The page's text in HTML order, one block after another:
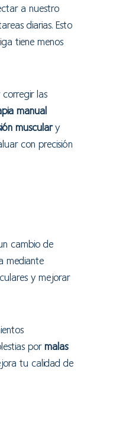
a nuestro
diarias. Esto
tiene menos
las
manual
musculary
con precisión
cambio de
mediante
y mejorar
por malas
tu calidad de